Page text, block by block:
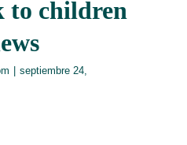
to children
septiembre 24,